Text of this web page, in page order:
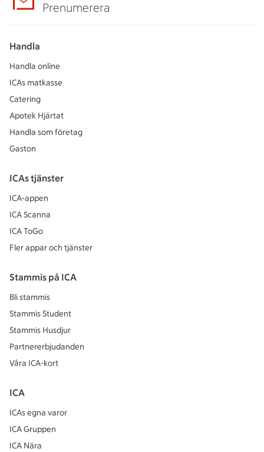
Prenumerera
Handla
Handla online
ICAs matkasse
Catering
Apotek Hjärtat
Handla som företag
Gaston
ICAs tjänster
ICA-appen
ICA Scanna
ICA ToGo
Fler appar och tjänster
Stammis på ICA
Bli stammis
Stammis Student
Stammis Husdjur
Partnererbjudanden
Våra ICA-kort
ICA
ICAs egna varor
ICA Gruppen
ICA Nära